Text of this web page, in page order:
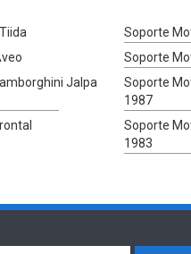
Soporte
Soporte
Jalpa
Soporte
1987
Soporte
1983